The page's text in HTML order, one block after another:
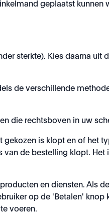
geplaatst kunnen
sterkte). Kies daarna uit
de verschillende
die rechtsboven in uw
is klopt en of het
van de bestelling klopt. Het
en diensten. Als
op de 'Betalen' knop
voeren.